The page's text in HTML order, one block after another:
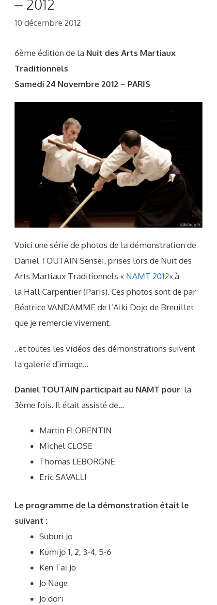
– 2012
10 décembre 2012
6ème édition de la Nuit des Arts Martiaux
Traditionnels
Samedi 24 Novembre 2012 – PARIS
Voici une série de photos de la démonstration de
Daniel TOUTAIN Sensei, prises lors de Nuit des
Arts Martiaux Traditionnels « NAMT 2012« à
la Hall Carpentier (Paris). Ces photos sont de par
Béatrice VANDAMME de l’Aiki Dojo de Breuillet
que je remercie vivement.
..et toutes les vidéos des démonstrations suivent
la galerie d’image…
Daniel TOUTAIN participait au NAMT pour la
3ème fois. Il était assisté de…
Martin FLORENTIN
Michel CLOSE
Thomas LEBORGNE
Eric SAVALLI
Le programme de la démonstration était le
suivant :
Suburi Jo
Kumijo 1, 2, 3-4, 5-6
Ken Tai Jo
Jo Nage
Jo dori